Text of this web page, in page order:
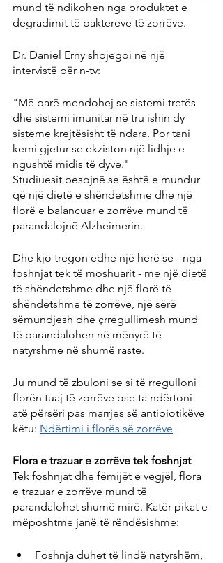
mund të ndikohen nga produktet e
degradimit të baktereve të zorrëve.
Dr. Daniel Erny shpjegoi në një
intervistë për n-tv:
"Më parë mendohej se sistemi tretës
dhe sistemi imunitar në tru ishin dy
sisteme krejtësisht të ndara. Por tani
kemi gjetur se ekziston një lidhje e
ngushtë midis të dyve."
Studiuesit besojnë se është e mundur
që një dietë e shëndetshme dhe një
florë e balancuar e zorrëve mund të
parandalojnë Alzheimerin.
Dhe kjo tregon edhe një herë se - nga
foshnjat tek të moshuarit - me një dietë
të shëndetshme dhe një florë të
shëndetshme të zorrëve, një sërë
sëmundjesh dhe çrregullimesh mund
të parandalohen në mënyrë të
natyrshme në shumë raste.
Ju mund të zbuloni se si të rregulloni
florën tuaj të zorrëve ose ta ndërtoni
atë përsëri pas marrjes së antibiotikëve
këtu: Ndërtimi i florës së zorrëve
Flora e trazuar e zorrëve tek foshnjat
Tek foshnjat dhe fëmijët e vegjël, flora
e trazuar e zorrëve mund të
parandalohet shumë mirë. Katër pikat e
mëposhtme janë të rëndësishme:
Foshnja duhet të lindë natyrshëm,